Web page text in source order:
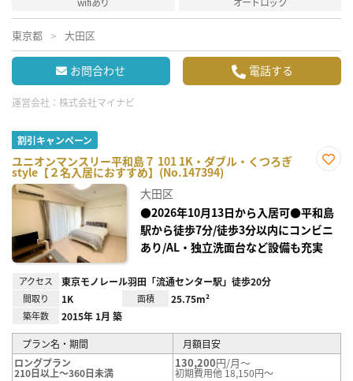
東京都 大田区
お問合わせ 電話する
運営会社： 株式会社マイナビ
割引キャンペーン
ユニオンマンスリー平和島７ 101 1K・ダブル・くつろぎ
style【２名入居におすすめ】(No.147394)
録
大田区
●2026年10月13日から入居可●平和島
駅から徒歩7分/徒歩3分以内にコンビニ
あり/AL・独立洗面台など設備も充実
アクセス 東京モノレール羽田「流通センター駅」徒歩20分
間取り 1K 面積 25.75m²
築年数 2015年 1月 築
プラン名・期間
月額目安
ロングプラン
210日以上～360日未満
130,200円/月～
初期費用他 18,150円～